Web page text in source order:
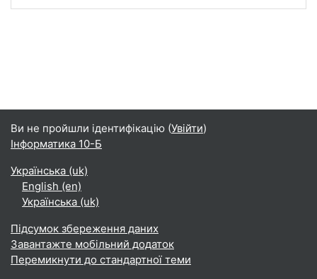
Ви не пройшли ідентифікацію (Увійти)
Інформатика 10-Б
Українська ‎(uk)‎
English ‎(en)‎
Українська ‎(uk)‎
Підсумок збереження даних
Завантажте мобільний додаток
Перемикнути до стандартної теми